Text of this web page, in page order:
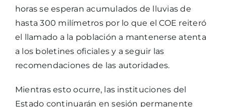
horas se esperan acumulados de lluvias de
hasta 300 milímetros por lo que el COE reiteró
el llamado a la población a mantenerse atenta
a los boletines oficiales y a seguir las
recomendaciones de las autoridades.
Mientras esto ocurre, las instituciones del
Estado continuarán en sesión permanente